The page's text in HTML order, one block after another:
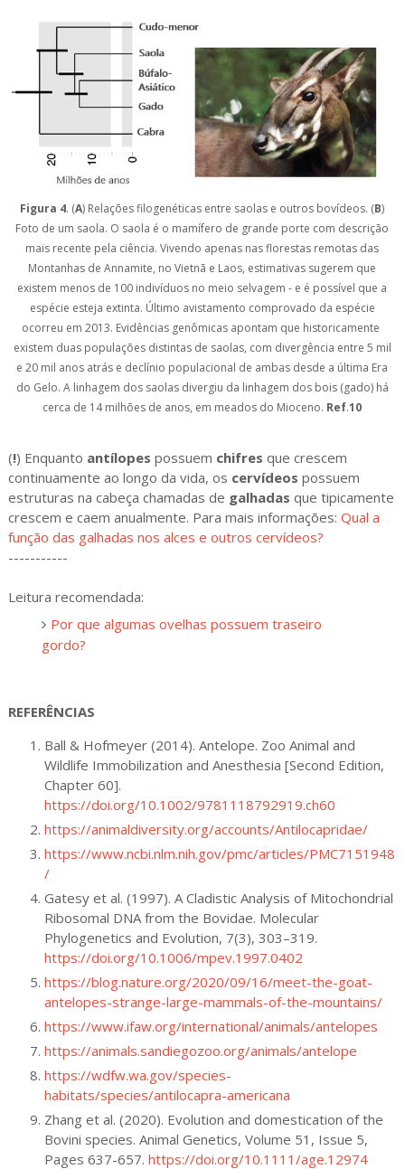
Figura 4. (A) Relações filogenéticas entre saolas e outros bovídeos. (B)
Foto de um saola. O saola é o mamífero de grande porte com descrição
mais recente pela ciência. Vivendo apenas nas florestas remotas das
Montanhas de Annamite, no Vietnã e Laos, estimativas sugerem que
existem menos de 100 indivíduos no meio selvagem - e é possível que a
espécie esteja extinta. Último avistamento comprovado da espécie
ocorreu em 2013. Evidências genômicas apontam que historicamente
existem duas populações distintas de saolas, com divergência entre 5 mil
e 20 mil anos atrás e declínio populacional de ambas desde a última Era
do Gelo. A linhagem dos saolas divergiu da linhagem dos bois (gado) há
cerca de 14 milhões de anos, em meados do Mioceno. Ref.10
(!) Enquanto antílopes possuem chifres que crescem
continuamente ao longo da vida, os cervídeos possuem
estruturas na cabeça chamadas de galhadas que tipicamente
crescem e caem anualmente. Para mais informações: Qual a
função das galhadas nos alces e outros cervídeos?
-----------
Leitura recomendada:
Por que algumas ovelhas possuem traseiro
gordo?
REFERÊNCIAS
Ball & Hofmeyer (2014). Antelope. Zoo Animal and
Wildlife Immobilization and Anesthesia [Second Edition,
Chapter 60].
https://doi.org/10.1002/9781118792919.ch60
https://animaldiversity.org/accounts/Antilocapridae/
https://www.ncbi.nlm.nih.gov/pmc/articles/PMC7151948
/
Gatesy et al. (1997). A Cladistic Analysis of Mitochondrial
Ribosomal DNA from the Bovidae. Molecular
Phylogenetics and Evolution, 7(3), 303–319.
https://doi.org/10.1006/mpev.1997.0402
https://blog.nature.org/2020/09/16/meet-the-goat-
antelopes-strange-large-mammals-of-the-mountains/
https://www.ifaw.org/international/animals/antelopes
https://animals.sandiegozoo.org/animals/antelope
https://wdfw.wa.gov/species-
habitats/species/antilocapra-americana
Zhang et al. (2020). Evolution and domestication of the
Bovini species. Animal Genetics, Volume 51, Issue 5,
Pages 637-657. https://doi.org/10.1111/age.12974